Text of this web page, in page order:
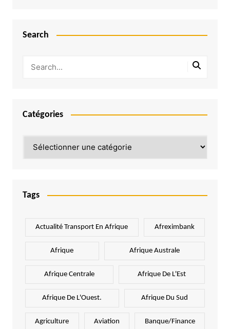
Search
Catégories
Tags
Actualité Transport En Afrique Afreximbank
Afrique Afrique Australe
Afrique Centrale Afrique De L'Est
Afrique De L'Ouest. Afrique Du Sud
Agriculture Aviation Banque/Finance